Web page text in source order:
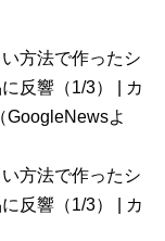
方法で作ったシ
反響（1/3） | カ
GoogleNewsよ
方法で作ったシ
反響（1/3） | カ